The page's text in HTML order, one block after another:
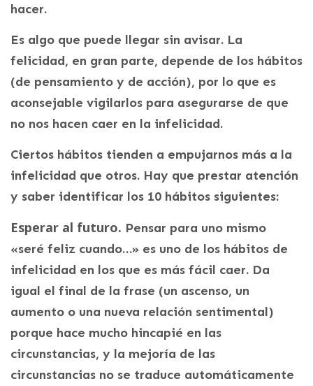
hacer.
Es algo que puede llegar sin avisar. La
felicidad, en gran parte, depende de los hábitos
(de pensamiento y de acción), por lo que es
aconsejable vigilarlos para asegurarse de que
no nos hacen caer en la infelicidad.
Ciertos hábitos tienden a empujarnos más a la
infelicidad que otros. Hay que prestar atención
y saber identificar los 10 hábitos siguientes:
Esperar al futuro. Pensar para uno mismo
«seré feliz cuando…» es uno de los hábitos de
infelicidad en los que es más fácil caer. Da
igual el final de la frase (un ascenso, un
aumento o una nueva relación sentimental)
porque hace mucho hincapié en las
circunstancias, y la mejoría de las
circunstancias no se traduce automáticamente